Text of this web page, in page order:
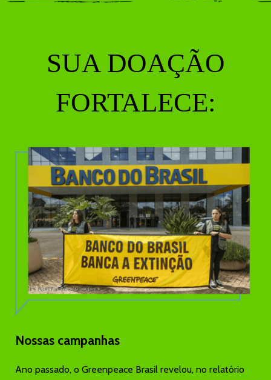
SUA DOAÇÃO
FORTALECE:
Nossas campanhas
Ano passado, o Greenpeace Brasil revelou, no relatório